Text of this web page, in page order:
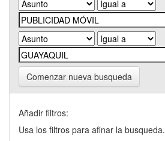
Comenzar nueva busqueda
Añadir filtros:
Usa los filtros para afinar la busqueda.